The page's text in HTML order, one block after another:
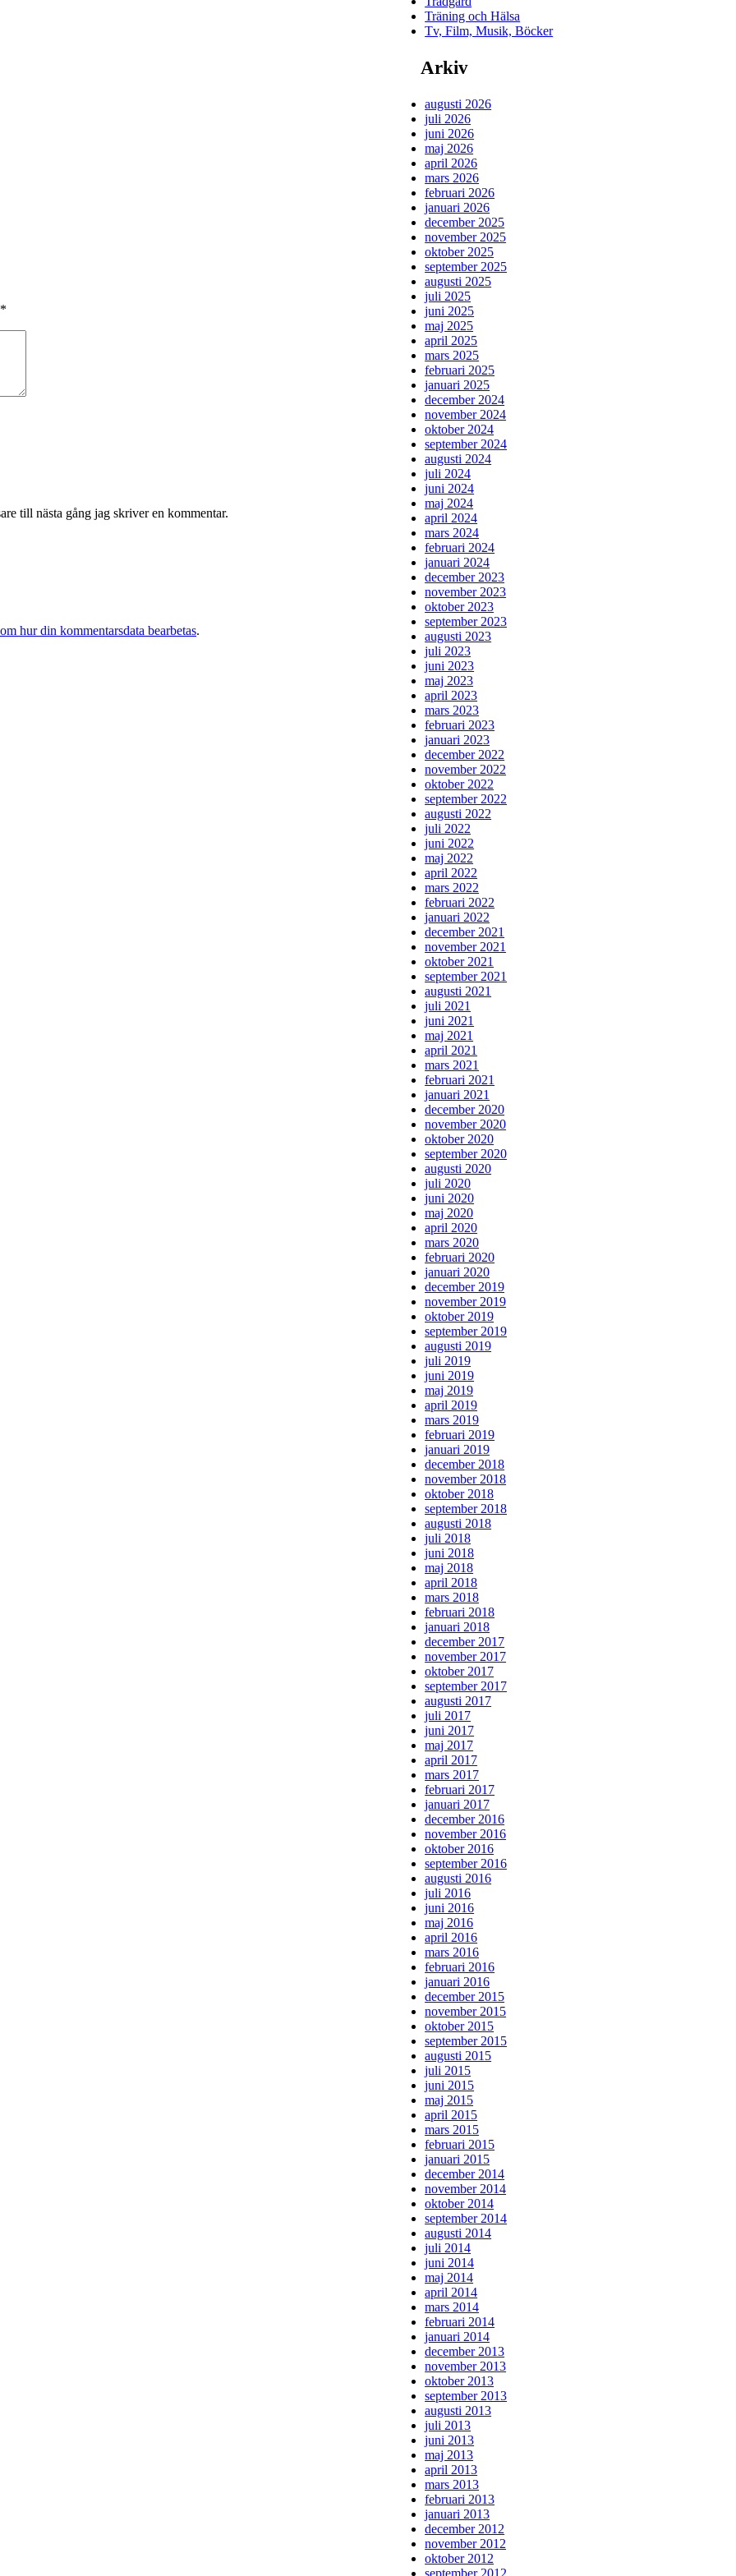
*
till nästa gång jag skriver en kommentar.
hur din kommentarsdata bearbetas.
Träning och Hälsa
Tv, Film, Musik, Böcker
Arkiv
augusti 2026
juli 2026
juni 2026
maj 2026
april 2026
mars 2026
februari 2026
januari 2026
december 2025
november 2025
oktober 2025
september 2025
augusti 2025
juli 2025
juni 2025
maj 2025
april 2025
mars 2025
februari 2025
januari 2025
december 2024
november 2024
oktober 2024
september 2024
augusti 2024
juli 2024
juni 2024
maj 2024
april 2024
mars 2024
februari 2024
januari 2024
december 2023
november 2023
oktober 2023
september 2023
augusti 2023
juli 2023
juni 2023
maj 2023
april 2023
mars 2023
februari 2023
januari 2023
december 2022
november 2022
oktober 2022
september 2022
augusti 2022
juli 2022
juni 2022
maj 2022
april 2022
mars 2022
februari 2022
januari 2022
december 2021
november 2021
oktober 2021
september 2021
augusti 2021
juli 2021
juni 2021
maj 2021
april 2021
mars 2021
februari 2021
januari 2021
december 2020
november 2020
oktober 2020
september 2020
augusti 2020
juli 2020
juni 2020
maj 2020
april 2020
mars 2020
februari 2020
januari 2020
december 2019
november 2019
oktober 2019
september 2019
augusti 2019
juli 2019
juni 2019
maj 2019
april 2019
mars 2019
februari 2019
januari 2019
december 2018
november 2018
oktober 2018
september 2018
augusti 2018
juli 2018
juni 2018
maj 2018
april 2018
mars 2018
februari 2018
januari 2018
december 2017
november 2017
oktober 2017
september 2017
augusti 2017
juli 2017
juni 2017
maj 2017
april 2017
mars 2017
februari 2017
januari 2017
december 2016
november 2016
oktober 2016
september 2016
augusti 2016
juli 2016
juni 2016
maj 2016
april 2016
mars 2016
februari 2016
januari 2016
december 2015
november 2015
oktober 2015
september 2015
augusti 2015
juli 2015
juni 2015
maj 2015
april 2015
mars 2015
februari 2015
januari 2015
december 2014
november 2014
oktober 2014
september 2014
augusti 2014
juli 2014
juni 2014
maj 2014
april 2014
mars 2014
februari 2014
januari 2014
december 2013
november 2013
oktober 2013
september 2013
augusti 2013
juli 2013
juni 2013
maj 2013
april 2013
mars 2013
februari 2013
januari 2013
december 2012
november 2012
oktober 2012
september 2012